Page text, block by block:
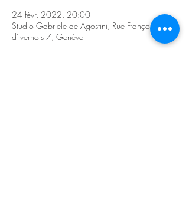
24 févr. 2022, 20:00
Studio Gabriele de Agostini, Rue François
d'Ivernois 7, Genève